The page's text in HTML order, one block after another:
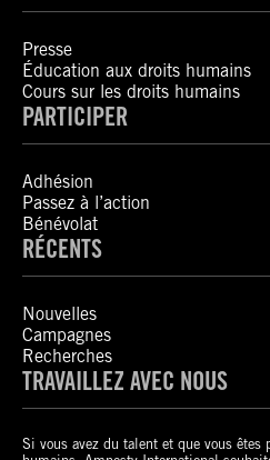
Presse
Éducation aux droits humains
Cours sur les droits humains
PARTICIPER
Adhésion
Passez à l’action
Bénévolat
RÉCENTS
Nouvelles
Campagnes
Recherches
TRAVAILLEZ AVEC NOUS
Si vous avez du talent et que vous êtes